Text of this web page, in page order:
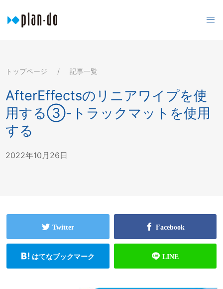
トップページ 記事一覧
AfterEffectsのリニアワイプを使
用する③-トラックマットを使用
する
2022年10月26日